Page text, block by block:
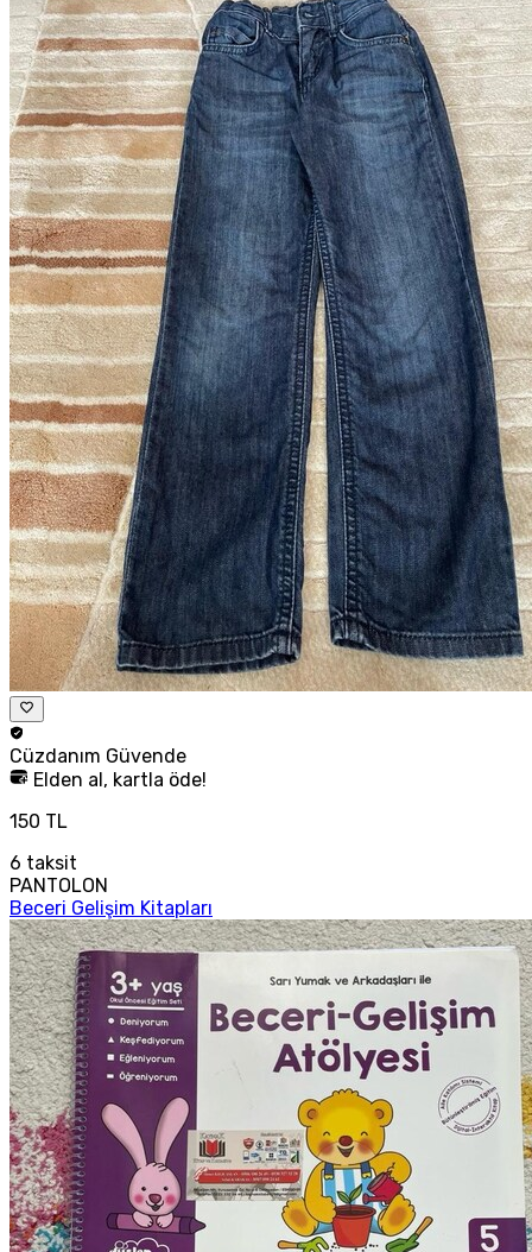
Cüzdanım Güvende
Elden al, kartla öde!
150 TL
6 taksit
PANTOLON
Beceri Gelişim Kitapları